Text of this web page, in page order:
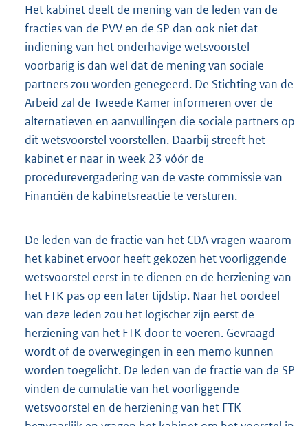
Het kabinet deelt de mening van de leden van de
fracties van de PVV en de SP dan ook niet dat
indiening van het onderhavige wetsvoorstel
voorbarig is dan wel dat de mening van sociale
partners zou worden genegeerd. De Stichting van de
Arbeid zal de Tweede Kamer informeren over de
alternatieven en aanvullingen die sociale partners op
dit wetsvoorstel voorstellen. Daarbij streeft het
kabinet er naar in week 23 vóór de
procedurevergadering van de vaste commissie van
Financiën de kabinetsreactie te versturen.
De leden van de fractie van het CDA vragen waarom
het kabinet ervoor heeft gekozen het voorliggende
wetsvoorstel eerst in te dienen en de herziening van
het FTK pas op een later tijdstip. Naar het oordeel
van deze leden zou het logischer zijn eerst de
herziening van het FTK door te voeren. Gevraagd
wordt of de overwegingen in een memo kunnen
worden toegelicht. De leden van de fractie van de SP
vinden de cumulatie van het voorliggende
wetsvoorstel en de herziening van het FTK